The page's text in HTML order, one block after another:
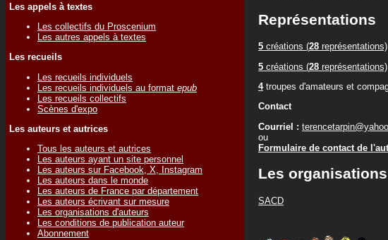
Les appels à textes
Les collectifs du Proscenium
Les autres appels à textes
Les recueils
Les recueils individuels
Les recueils individuels au format epub
Les recueils collectifs
Scènes d'expo
Les auteurs et autrices
Tous les auteurs et autrices
Les auteurs ayant un site personnel
Les auteurs sur Facebook, X, Instagram
Les auteurs dans le monde
Les auteurs de France par département
Les auteurs écrivant sur mesure
Les organisations d'auteurs
Les conditions de publication auteur
Abonnement
Représentations
5 créations (28 représentations)
5 créations (28 représentations)
4troupes d'amateurs et
Contact
Courriel :
ou
Formulaire de contact de
Les
SACD